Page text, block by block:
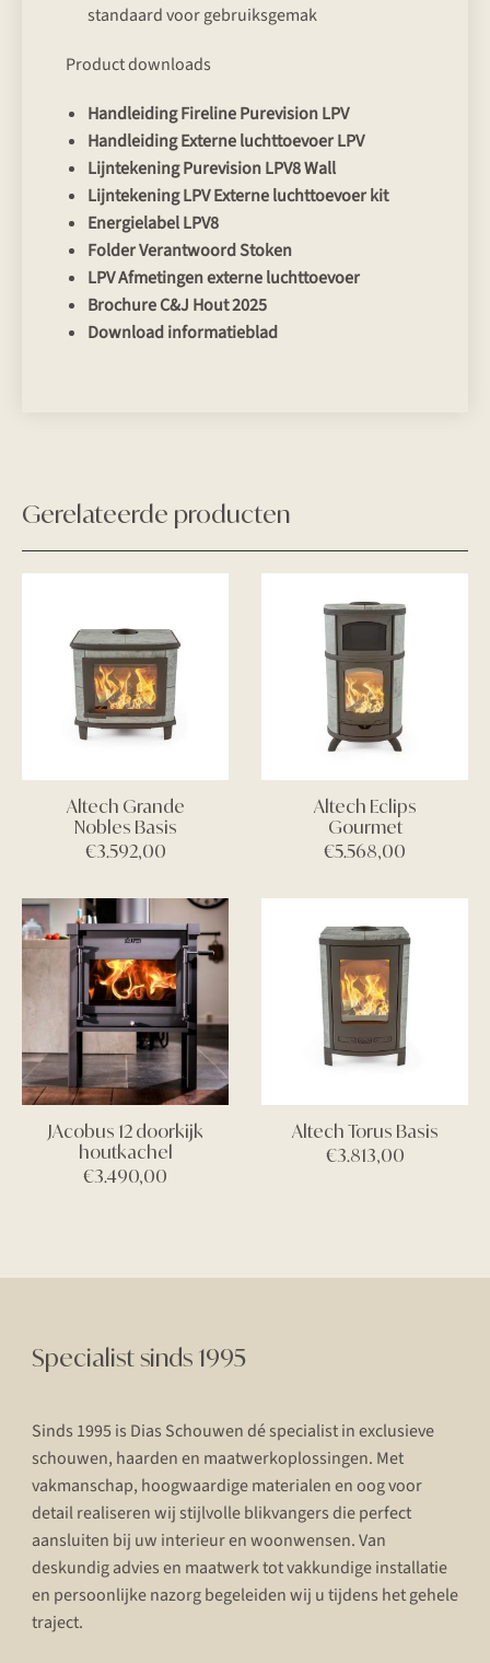
standaard voor gebruiksgemak
Product downloads
Handleiding Fireline Purevision LPV
Handleiding Externe luchttoevoer LPV
Lijntekening Purevision LPV8 Wall
Lijntekening LPV Externe luchttoevoer kit
Energielabel LPV8
Folder Verantwoord Stoken
LPV Afmetingen externe luchttoevoer
Brochure C&J Hout 2025
Download informatieblad
Gerelateerde producten
Altech Grande
Nobles Basis
€3.592,00
Altech Eclips
Gourmet
€5.568,00
JAcobus 12 doorkijk
houtkachel
€3.490,00
Altech Torus Basis
€3.813,00
Specialist sinds 1995
Sinds 1995 is Dias Schouwen dé specialist in exclusieve
schouwen, haarden en maatwerkoplossingen. Met
vakmanschap, hoogwaardige materialen en oog voor
detail realiseren wij stijlvolle blikvangers die perfect
aansluiten bij uw interieur en woonwensen. Van
deskundig advies en maatwerk tot vakkundige installatie
en persoonlijke nazorg begeleiden wij u tijdens het gehele
traject.